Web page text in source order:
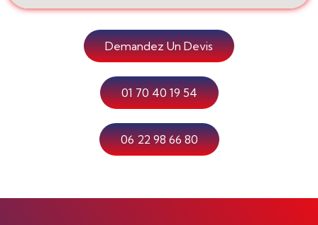
Demandez Un Devis
01 70 40 19 54
06 22 98 66 80